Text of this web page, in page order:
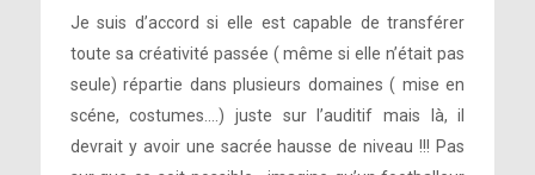
Je suis d’accord si elle est capable de transférer
toute sa créativité passée ( même si elle n’était pas
seule) répartie dans plusieurs domaines ( mise en
scéne, costumes….) juste sur l’auditif mais là, il
devrait y avoir une sacrée hausse de niveau !!! Pas